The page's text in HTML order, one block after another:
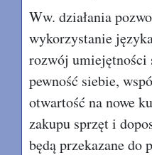
Ww. działania
wykorzystanie
rozwój umiejętności
pewność siebie,
otwartość na nowe
zakupu sprzęt i
będą przekazane do